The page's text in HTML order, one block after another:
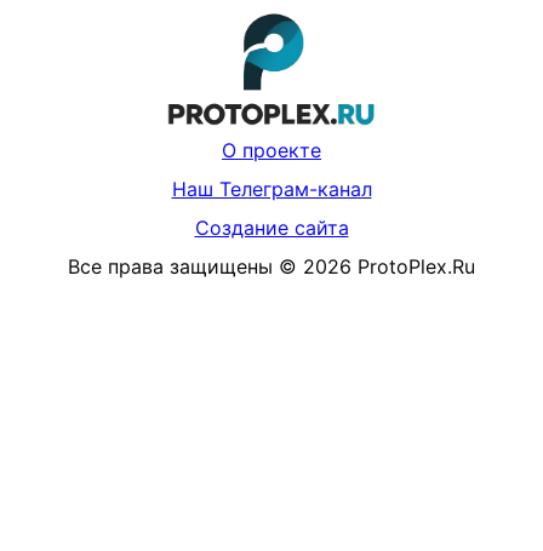
О проекте
Наш Телеграм-канал
Создание сайта
Все права защищены © 2026 ProtoPlex.Ru